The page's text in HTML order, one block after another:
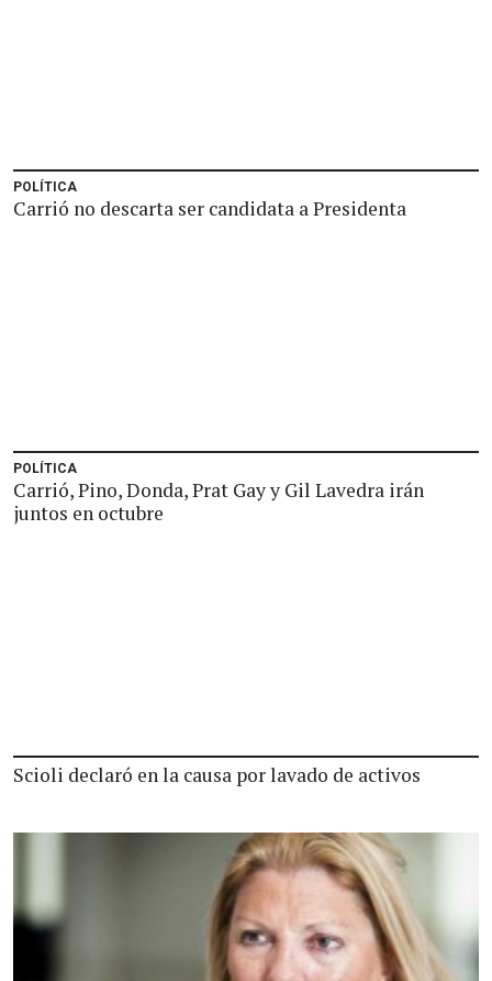
POLÍTICA
Carrió no descarta ser candidata a Presidenta
POLÍTICA
Carrió, Pino, Donda, Prat Gay y Gil Lavedra irán
juntos en octubre
Scioli declaró en la causa por lavado de activos